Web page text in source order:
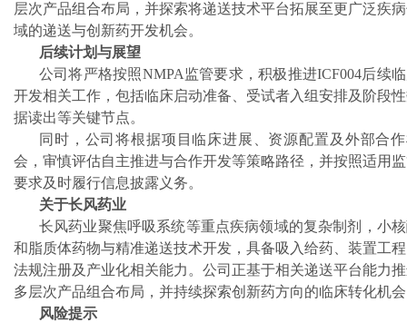
层次产品组合布局，并探索将递送技术平台拓展至更广泛疾
域的递送与创新药开发机会。
后续计划与展望
公司将严格按照NMPA监管要求，积极推进ICF004后续
开发相关工作，包括临床启动准备、受试者入组安排及阶段
据读出等关键节点。
同时，公司将根据项目临床进展、资源配置及外部合
会，审慎评估自主推进与合作开发等策略路径，并按照适用
要求及时履行信息披露义务。
关于长风药业
长风药业聚焦呼吸系统等重点疾病领域的复杂制剂，小
和脂质体药物与精准递送技术开发，具备吸入给药、装置工
法规注册及产业化相关能力。公司正基于相关递送平台能力
多层次产品组合布局，并持续探索创新药方向的临床转化机
风险提示